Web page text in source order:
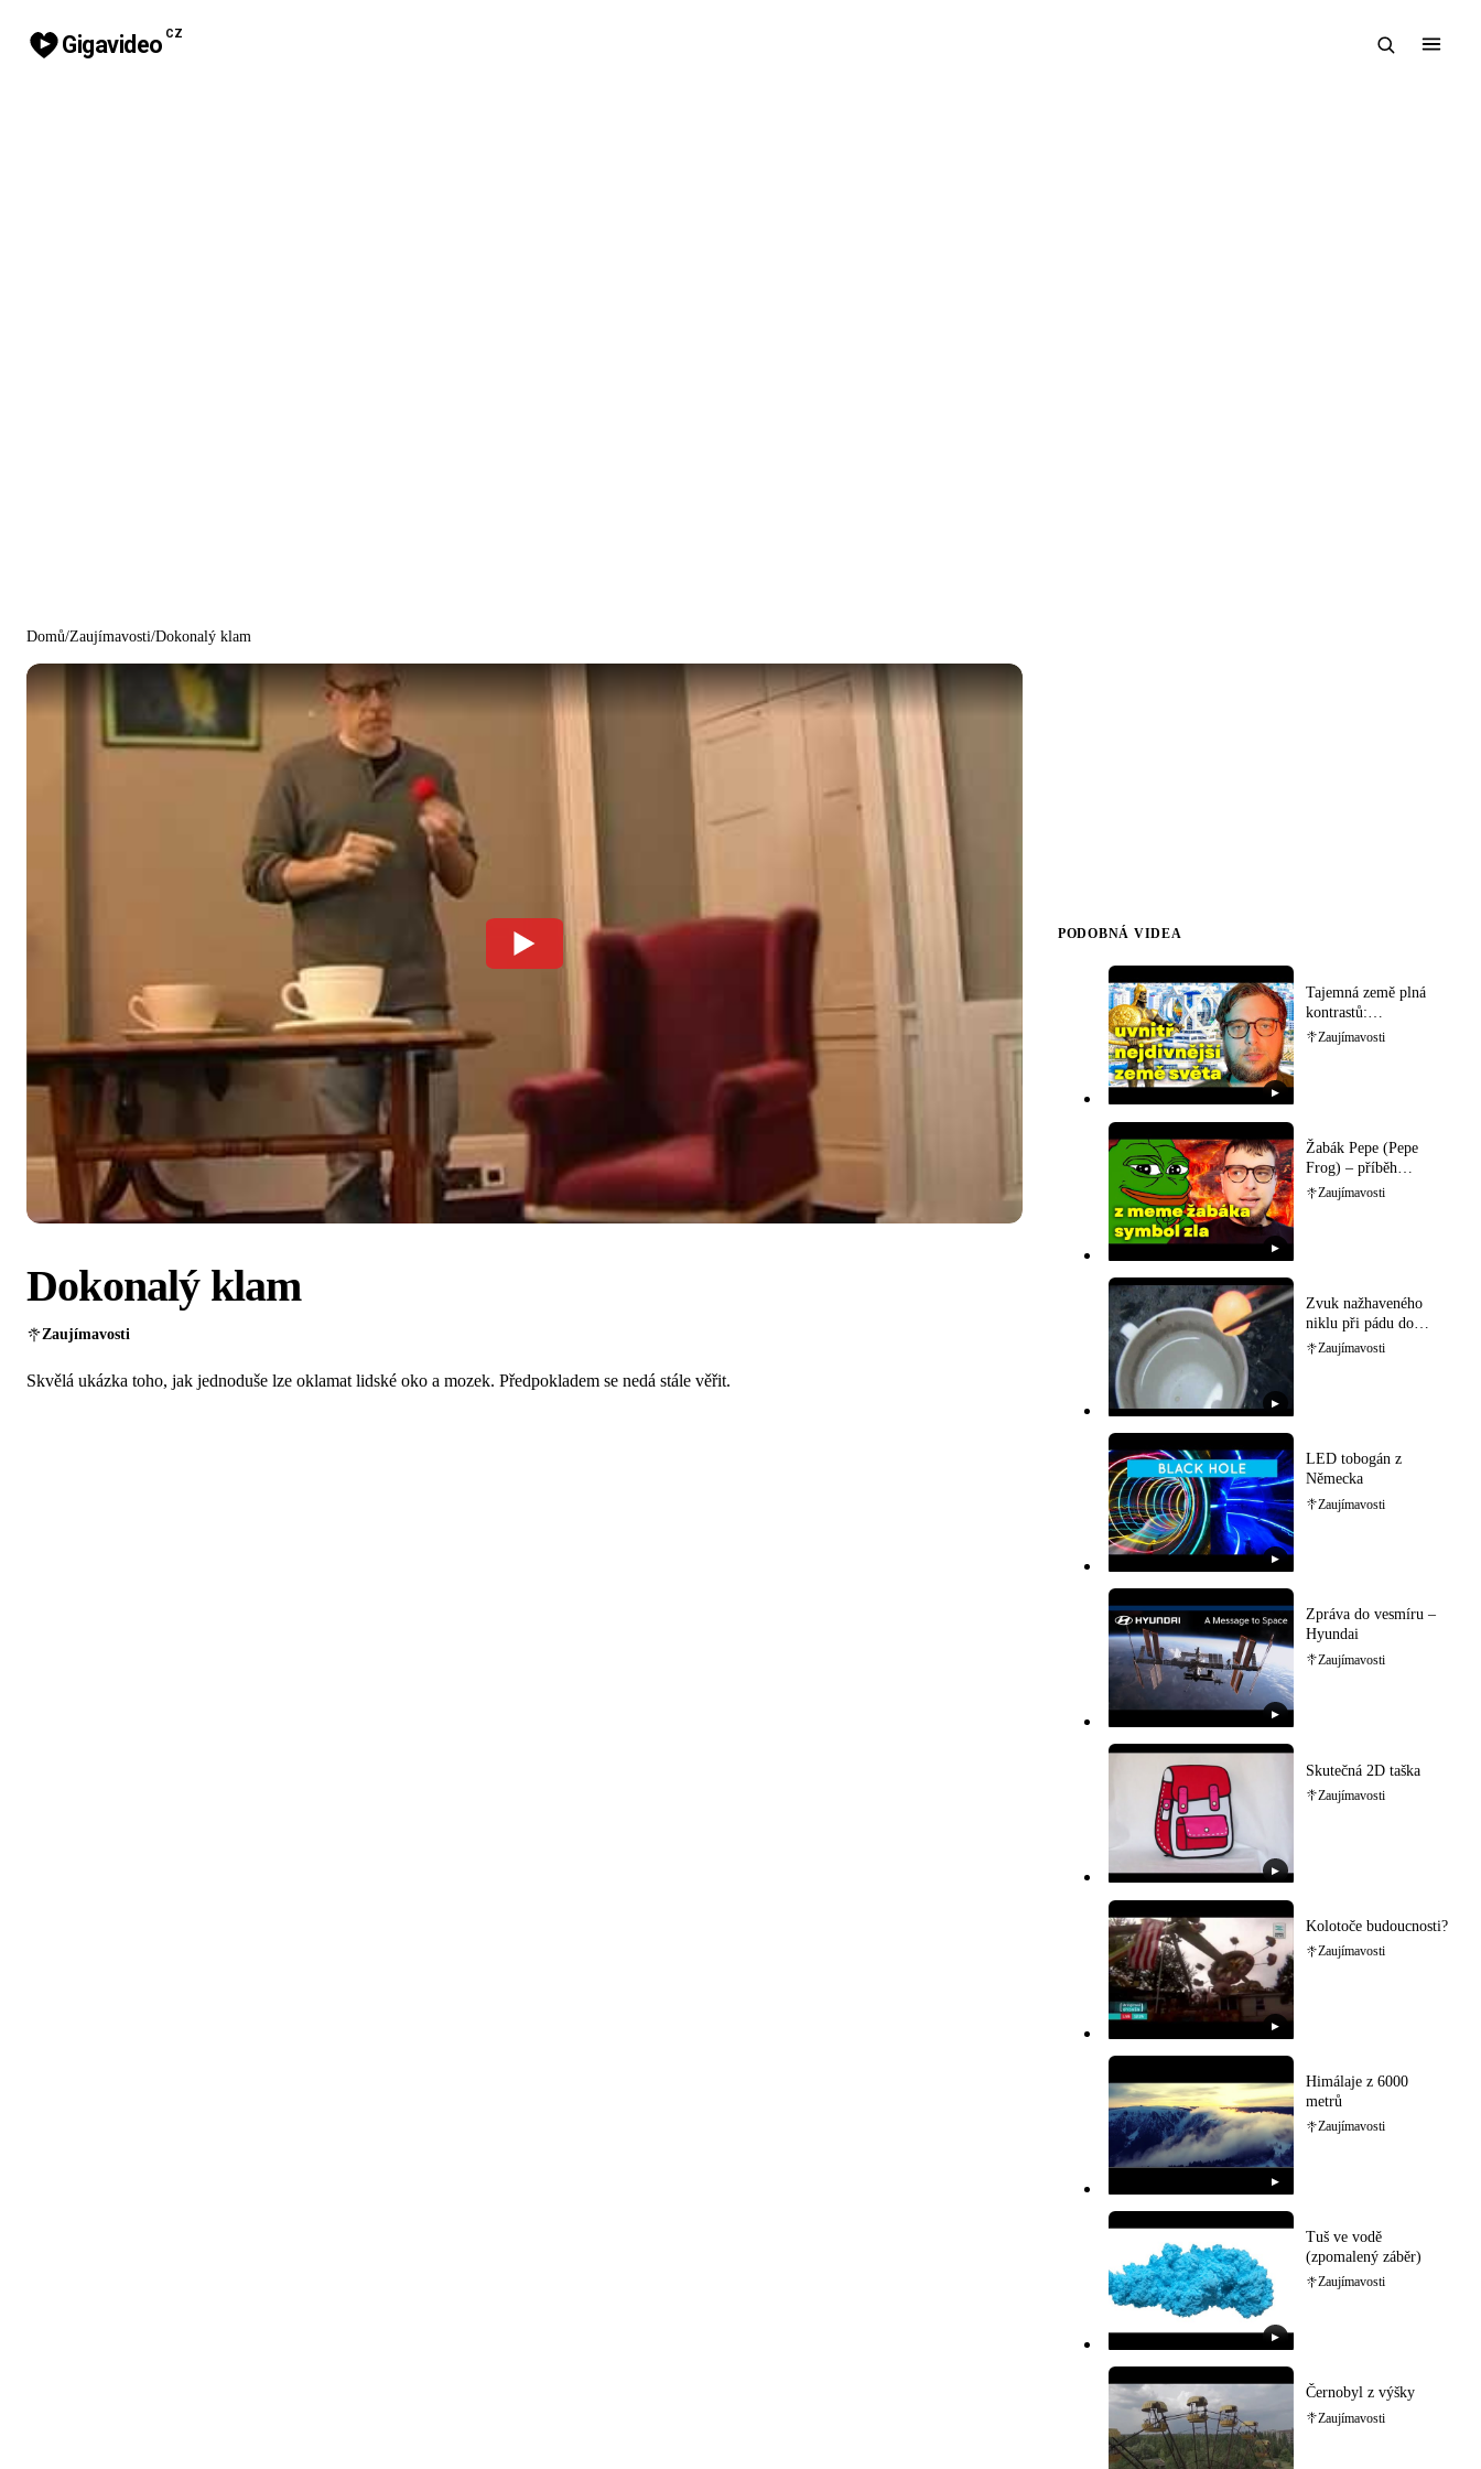
Gigavideo CZ
Domů/Zaujímavosti/Dokonalý klam
Dokonalý klam
Zaujímavosti
Skvělá ukázka toho, jak jednoduše lze oklamat lidské oko a mozek. Předpokladem se nedá stále věřit.
PODOBNÁ VIDEA
▶
Tajemná země plná
kontrastů:
Prozkoumejte bizarní
Zaujímavosti
▶
Žabák Pepe (Pepe
Frog) – příběh
internetového
Zaujímavosti
▶
Zvuk nažhaveného
niklu při pádu do
vody
Zaujímavosti
▶
LED tobogán z
Německa
Zaujímavosti
▶
Zpráva do vesmíru –
Hyundai
Zaujímavosti
▶
Skutečná 2D taška
Zaujímavosti
▶
Kolotoče budoucnosti?
Zaujímavosti
▶
Himálaje z 6000
metrů
Zaujímavosti
▶
Tuš ve vodě
(zpomalený záběr)
Zaujímavosti
Černobyl z výšky
Zaujímavosti